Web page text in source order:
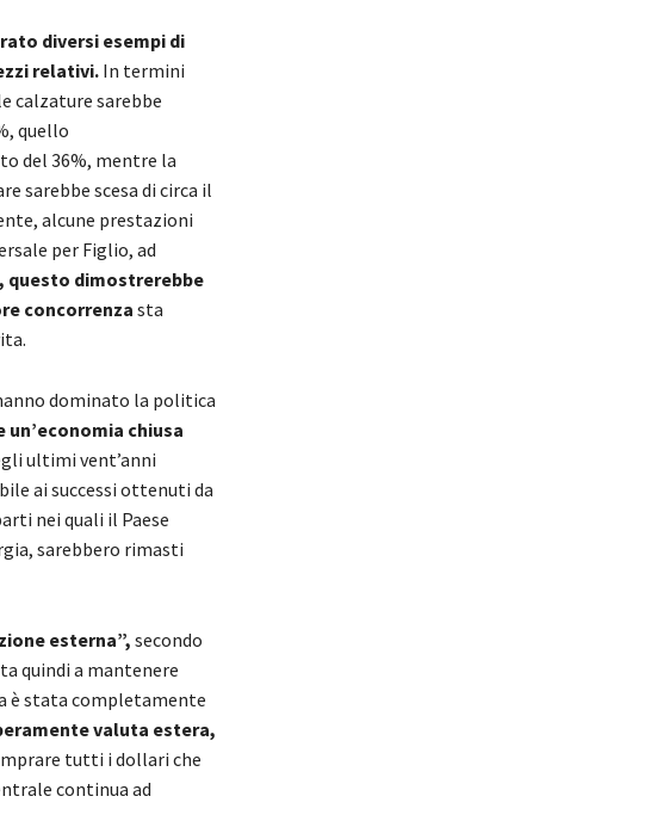
diversi esempi di
relativi.In termini
calzature sarebbe
quello
del 36%, mentre la
sarebbe scesa di circa il
alcune prestazioni
per Figlio, ad
questo dimostrerebbe
concorrenza sta
dominato la politica
un’economia chiusa
ultimi vent’anni
ai successi ottenuti da
nei quali il Paese
sarebbero rimasti
esterna”, secondo
quindi a mantenere
è stata completamente
valuta estera,
tutti i dollari che
continua ad